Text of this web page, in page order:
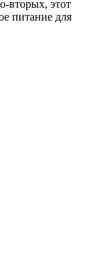
вторых, этот
питание для